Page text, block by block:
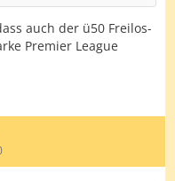
auch der ü50 Freilos-
Premier League